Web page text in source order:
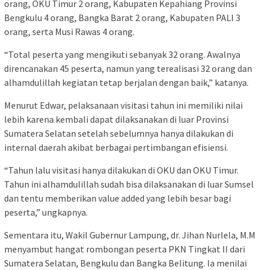
orang, OKU Timur 2 orang, Kabupaten Kepahiang Provinsi
Bengkulu 4 orang, Bangka Barat 2 orang, Kabupaten PALI 3
orang, serta Musi Rawas 4 orang.
“Total peserta yang mengikuti sebanyak 32 orang. Awalnya
direncanakan 45 peserta, namun yang terealisasi 32 orang dan
alhamdulillah kegiatan tetap berjalan dengan baik,” katanya.
Menurut Edwar, pelaksanaan visitasi tahun ini memiliki nilai
lebih karena kembali dapat dilaksanakan di luar Provinsi
Sumatera Selatan setelah sebelumnya hanya dilakukan di
internal daerah akibat berbagai pertimbangan efisiensi.
“Tahun lalu visitasi hanya dilakukan di OKU dan OKU Timur.
Tahun ini alhamdulillah sudah bisa dilaksanakan di luar Sumsel
dan tentu memberikan value added yang lebih besar bagi
peserta,” ungkapnya.
Sementara itu, Wakil Gubernur Lampung, dr. Jihan Nurlela, M.M
menyambut hangat rombongan peserta PKN Tingkat II dari
Sumatera Selatan, Bengkulu dan Bangka Belitung. Ia menilai